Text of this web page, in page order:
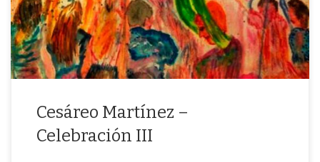
Cesáreo Martínez –
Celebración III